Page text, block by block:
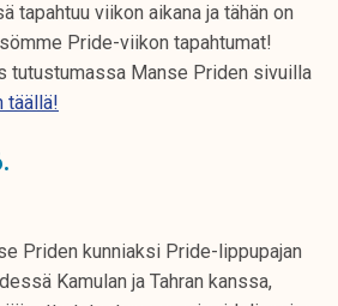
tapahtuu viikon aikana ja tähän on
Pride-viikon tapahtumat!
tutustumassa Manse Priden sivuilla
täällä!
Priden kunniaksi Pride-lippupajan
Kamulan ja Tahran kanssa,